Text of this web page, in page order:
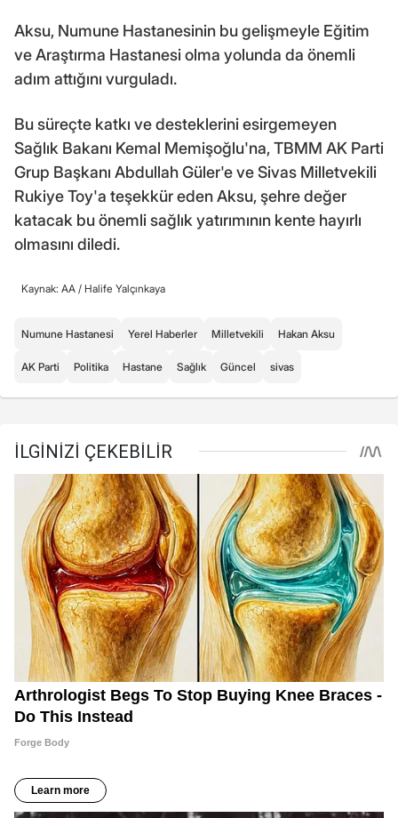
Aksu, Numune Hastanesinin bu gelişmeyle Eğitim
ve Araştırma Hastanesi olma yolunda da önemli
adım attığını vurguladı.
Bu süreçte katkı ve desteklerini esirgemeyen
Sağlık Bakanı Kemal Memişoğlu'na, TBMM AK Parti
Grup Başkanı Abdullah Güler'e ve Sivas Milletvekili
Rukiye Toy'a teşekkür eden Aksu, şehre değer
katacak bu önemli sağlık yatırımının kente hayırlı
olmasını diledi.
Kaynak: AA / Halife Yalçınkaya
Numune Hastanesi Yerel Haberler Milletvekili Hakan Aksu
AK Parti Politika Hastane Sağlık Güncel sivas